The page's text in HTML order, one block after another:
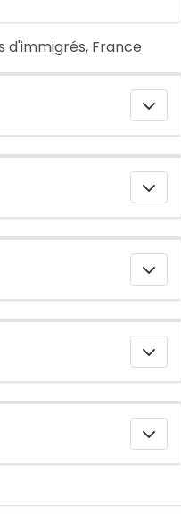
d'immigrés, France